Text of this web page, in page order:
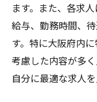
ます。また、各求
給与、勤務時間、
す。特に大阪府内
考慮した内容が多
自分に最適な求人